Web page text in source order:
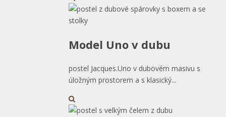
Model Uno v dubu
postel Jacques.Uno v dubovém masivu s
úložným prostorem a s klasický...